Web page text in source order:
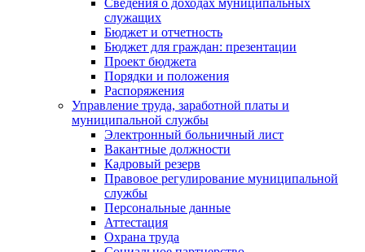
Сведения о доходах муниципальных
служащих
Бюджет и отчетность
Бюджет для граждан: презентации
Проект бюджета
Порядки и положения
Распоряжения
Управление труда, заработной платы и
муниципальной службы
Электронный больничный лист
Вакантные должности
Кадровый резерв
Правовое регулирование муниципальной
службы
Персональные данные
Аттестация
Охрана труда